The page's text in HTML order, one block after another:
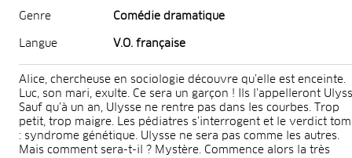
Genre Comédie dramatique
Langue V.O. française
Alice, chercheuse en sociologie découvre qu’elle est enceinte.
Luc, son mari, exulte. Ce sera un garçon ! Ils l’appelleront
Sauf qu’à un an, Ulysse ne rentre pas dans les courbes. Trop
petit, trop maigre. Les pédiatres s’interrogent et le verdict
: syndrome génétique. Ulysse ne sera pas comme les autres.
Mais comment sera-t-il ? Mystère. Commence alors la très